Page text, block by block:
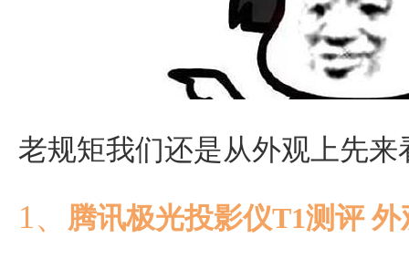
老规矩我们还是从外观上先来
1、 腾讯极光投影仪T1测评 外